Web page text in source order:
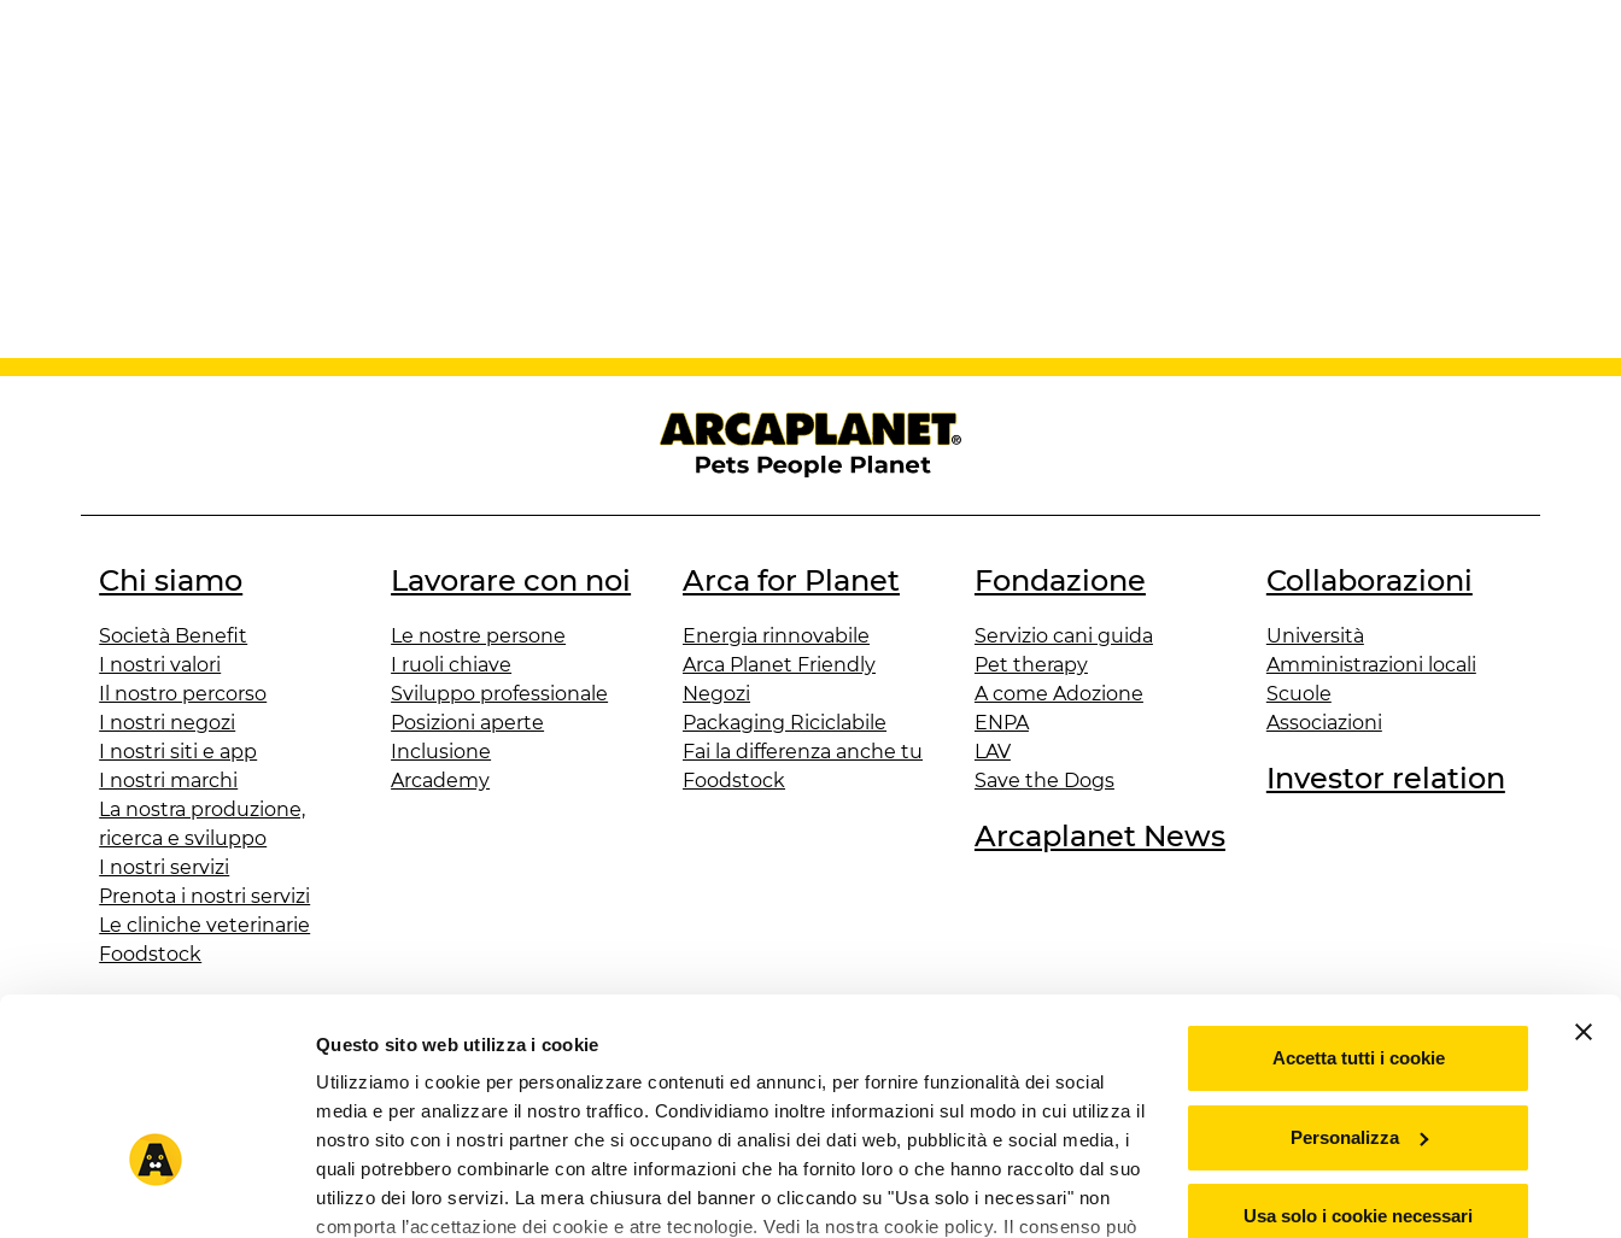
Questo sito web utilizza i cookie
Utilizziamo i cookie per personalizzare contenuti ed annunci, per fornire funzionalità dei social
media e per analizzare il nostro traffico. Condividiamo inoltre informazioni sul modo in cui utilizza il
nostro sito con i nostri partner che si occupano di analisi dei dati web, pubblicità e social media, i
quali potrebbero combinarle con altre informazioni che ha fornito loro o che hanno raccolto dal suo
utilizzo dei loro servizi. La mera chiusura del banner o cliccando su "Usa solo i necessari" non
comporta l’accettazione dei cookie e atre tecnologie. Vedi la nostra cookie policy. Il consenso può
Accetta tutti i cookie
Personalizza
Usa solo i cookie necessari
Chi siamo
Società Benefit
I nostri valori
Il nostro percorso
I nostri negozi
I nostri siti e app
I nostri marchi
La nostra produzione,
ricerca e sviluppo
I nostri servizi
Prenota i nostri servizi
Le cliniche veterinarie
Foodstock
Lavorare con noi
Le nostre persone
I ruoli chiave
Sviluppo professionale
Posizioni aperte
Inclusione
Arcademy
Arca for Planet
Energia rinnovabile
Arca Planet Friendly
Negozi
Packaging Riciclabile
Fai la differenza anche tu
Foodstock
Fondazione
Servizio cani guida
Pet therapy
A come Adozione
ENPA
LAV
Save the Dogs
Arcaplanet News
Collaborazioni
Università
Amministrazioni locali
Scuole
Associazioni
Investor relation
Cookies Policy
Seguici su
AGRIFARMA S.P.A a socio unico Via Roncaglia, 12, 20146-Milano (MI) P.IVA 01067670990 C.F 01421010487 Capitale Sociale Euro